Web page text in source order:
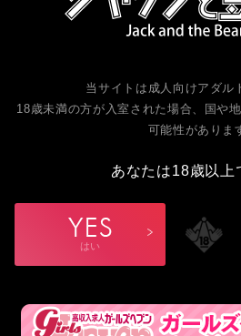
当サイトは成人向けアダル
18歳未満の方が入室された場合、国や
可能性がありま
あなたは18歳以上
はい